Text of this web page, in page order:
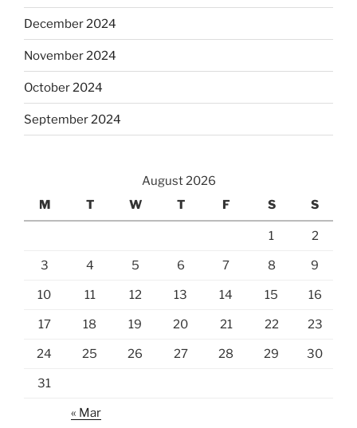
December 2024
November 2024
October 2024
September 2024
August 2026
M
T W T F S S
1 2
3 4 5 6 7 8 9
10 11 12 13 14 15 16
17 18 19 20 21 22 23
24 25 26 27 28 29 30
31
« Mar